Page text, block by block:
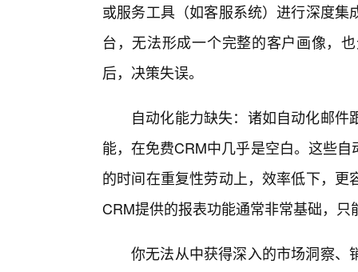
或服务工具（如客服系统）进行深度
台，无法形成一个完整的客户画像，
后，决策失误。
自动化能力缺失：诸如自动化邮
能，在免费CRM中几乎是空白。这些
的时间在重复性劳动上，效率低下，
CRM提供的报表功能通常非常基础，
你无法从中获得深入的市场洞察、